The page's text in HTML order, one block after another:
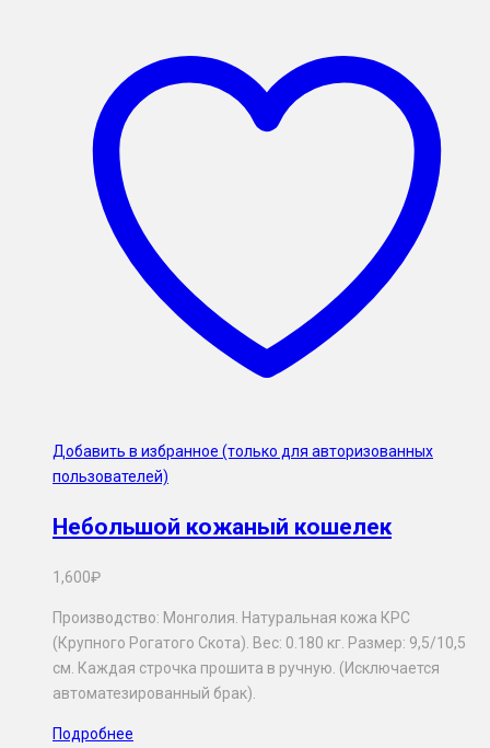
Добавить в избранное (только для авторизованных
пользователей)
Небольшой кожаный кошелек
1,600₽
Производство: Монголия. Натуральная кожа КРС
(Крупного Рогатого Скота). Вес: 0.180 кг. Размер: 9,5/10,5
см. Каждая строчка прошита в ручную. (Исключается
автоматезированный брак).
Подробнее